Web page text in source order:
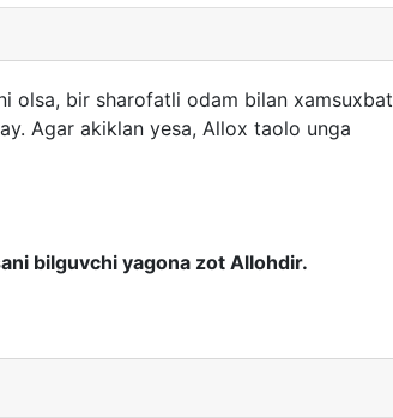
olsa, bir sharofatli odam bilan xamsuxbat
Agar akiklan yesa, Allox taolo unga
bilguvchi yagona zot Allohdir.